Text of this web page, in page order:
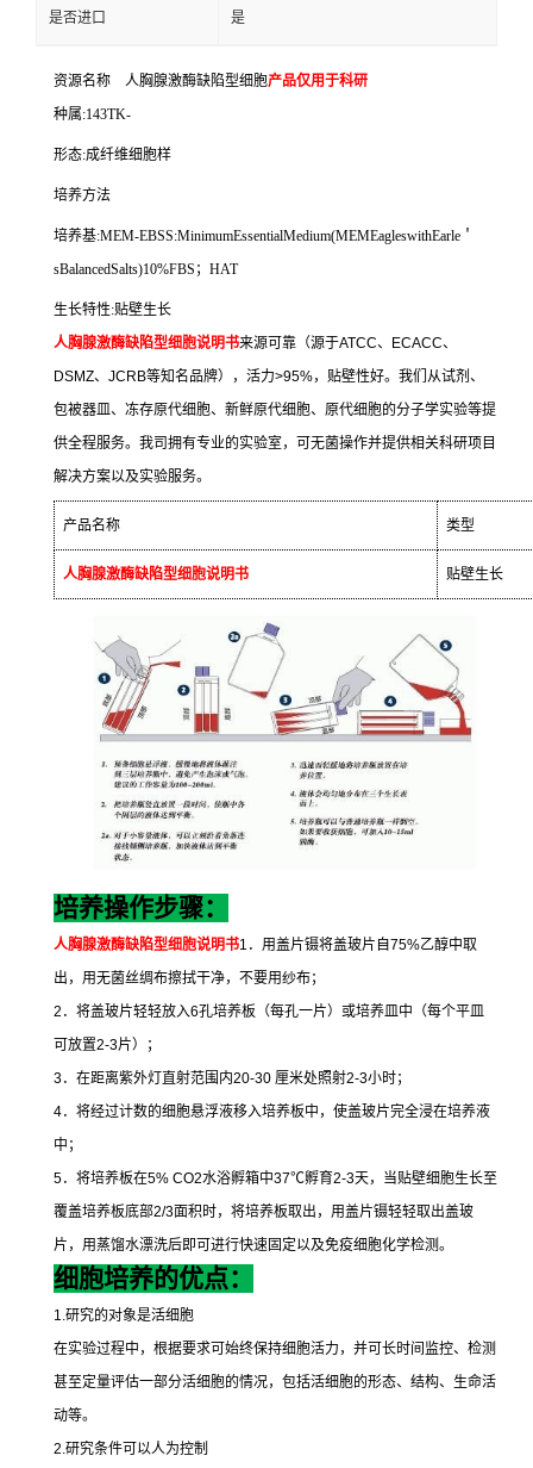
是否进口 是
资源名称 人胸腺激酶缺陷型细胞产品仅用于科研
种属:143TK-
形态:成纤维细胞样
培养方法
培养基:MEM-EBSS:MinimumEssentialMedium(MEMEagleswithEarle ＇
sBalancedSalts)10%FBS ； HAT
生长特性:贴壁生长
人胸腺激酶缺陷型细胞说明书来源可靠（源于ATCC、 ECACC、
DSMZ、 JCRB等知名品牌），活力>95%，贴壁性好。我们从试剂、
包被器皿、冻存原代细胞、新鲜原代细胞、原代细胞的分子学实验等提
供全程服务。我司拥有专业的实验室，可无菌操作并提供相关科研项目
解决方案以及实验服务。
产品名称 类型
人胸腺激酶缺陷型细胞说明书 贴壁生长
培养操作步骤：
人胸腺激酶缺陷型细胞说明书1 ．用盖片镊将盖玻片自75%乙醇中取
出，用无菌丝绸布擦拭干净，不要用纱布；
2 ．将盖玻片轻轻放入6孔培养板（每孔一片）或培养皿中（每个平皿
可放置2-3片）；
3．在距离紫外灯直射范围内20-30 厘米处照射2-3小时；
4．将经过计数的细胞悬浮液移入培养板中，使盖玻片完全浸在培养液
中；
5．将培养板在5% CO2水浴孵箱中37℃孵育2-3天，当贴壁细胞生长至
覆盖培养板底部2/3面积时，将培养板取出，用盖片镊轻轻取出盖玻
片，用蒸馏水漂洗后即可进行快速固定以及免疫细胞化学检测。
细胞培养的优点：
1.研究的对象是活细胞
在实验过程中，根据要求可始终保持细胞活力，并可长时间监控、检测
甚至定量评估一部分活细胞的情况，包括活细胞的形态、结构、生命活
动等。
2.研究条件可以人为控制